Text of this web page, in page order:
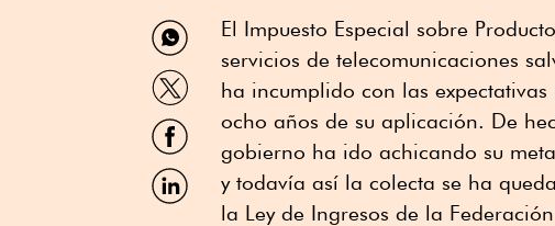
Compartir
por
WhatsApp
Compartir
por
Twitter
Compartir
por
Facebook
Compartir
por
El Impuesto Especial sobre
servicios de telecomunicaciones
ha incumplido con las
ocho años de su aplicación. De
gobierno ha ido achicando su
y todavía así la colecta se ha
la Ley de Ingresos de la